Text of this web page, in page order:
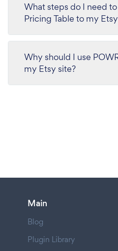
What steps do I need
Pricing Table to my
Why should I use
my Etsy site?
Main
Blog
Plugin Library